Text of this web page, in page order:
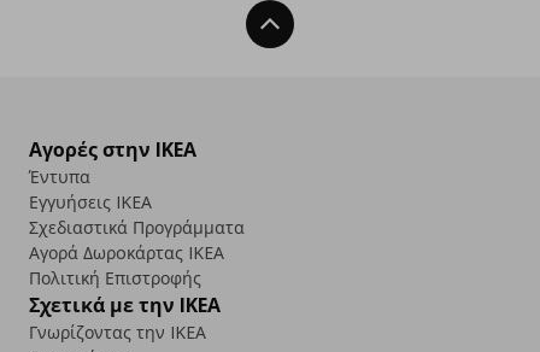
Back To Top
Αγορές στην IKEA
Έντυπα
Εγγυήσεις IKEA
Σχεδιαστικά Προγράμματα
Αγορά Δωρoκάρτας IKEA
Πολιτική Επιστροφής
Σχετικά με την IKEA
Γνωρίζοντας την IKEA